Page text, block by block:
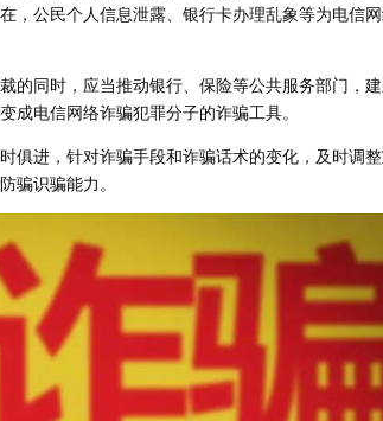
，公民个人信息泄露、银行卡办理乱象等为电信
同时，应当推动银行、保险等公共服务部门，
电信网络诈骗犯罪分子的诈骗工具。
进，针对诈骗手段和诈骗话术的变化，及时调
骗识骗能力。